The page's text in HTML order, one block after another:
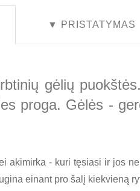
▼ PRISTATYMAS
gėlių
proga. Gėlės -
akimirka - kuri tęsiasi ir jos
einant pro šalį kiekvieną